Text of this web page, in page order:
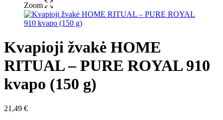
Zoom
Kvapioji žvakė HOME
RITUAL – PURE ROYAL 910
kvapo (150 g)
21,49 €